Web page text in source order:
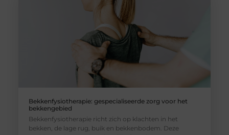
Bekkenfysiotherapie: gespecialiseerde zorg voor het
bekkengebied
Bekkenfysiotherapie richt zich op klachten in het
bekken, de lage rug, buik en bekkenbodem. Deze